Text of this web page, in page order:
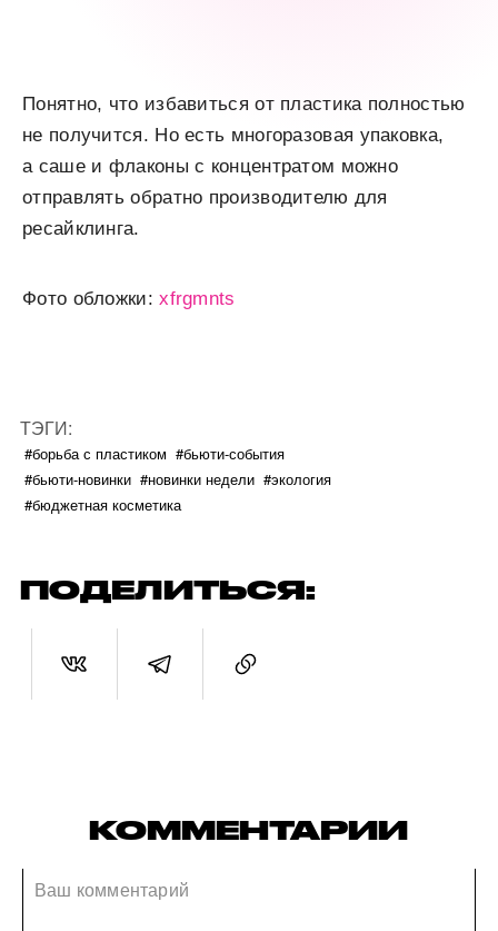
Понятно, что избавиться от пластика полностью
не получится. Но есть многоразовая упаковка,
а саше и флаконы с концентратом можно
отправлять обратно производителю для
ресайклинга.
Фото обложки:xfrgmnts
ТЭГИ:
#борьба с пластиком #бьюти-события
#бьюти-новинки #новинки недели #экология
#бюджетная косметика
ПОДЕЛИТЬСЯ:
КОММЕНТАРИИ